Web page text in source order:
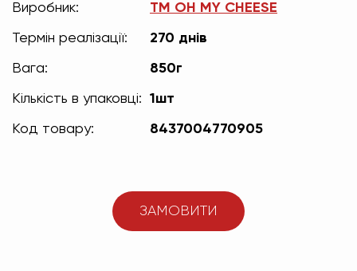
Виробник: TM OH MY CHEESE
Термін реалізації: 270 днів
Вага: 850г
Кількість в упаковці: 1шт
Код товару: 8437004770905
ЗАМОВИТИ